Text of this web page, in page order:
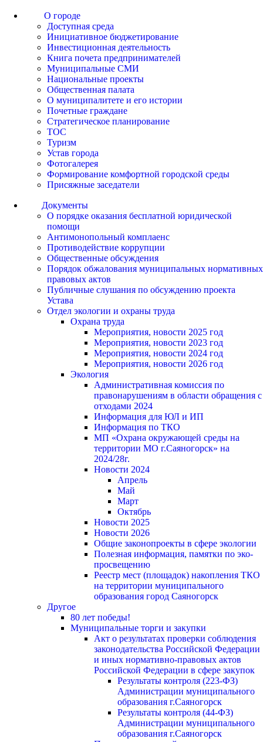
О городе
Доступная среда
Инициативное бюджетирование
Инвестиционная деятельность
Книга почета предпринимателей
Муниципальные СМИ
Национальные проекты
Общественная палата
О муниципалитете и его истории
Почетные граждане
Стратегическое планирование
ТОС
Туризм
Устав города
Фотогалерея
Формирование комфортной городской среды
Присяжные заседатели
Документы
О порядке оказания бесплатной юридической
помощи
Антимонопольный комплаенс
Противодействие коррупции
Общественные обсуждения
Порядок обжалования муниципальных нормативных
правовых актов
Публичные слушания по обсуждению проекта
Устава
Отдел экологии и охраны труда
Охрана труда
Мероприятия, новости 2025 год
Мероприятия, новости 2023 год
Мероприятия, новости 2024 год
Мероприятия, новости 2026 год
Экология
Административная комиссия по
правонарушениям в области обращения с
отходами 2024
Информация для ЮЛ и ИП
Информация по ТКО
МП «Охрана окружающей среды на
территории МО г.Саяногорск» на
2024/28г.
Новости 2024
Апрель
Май
Март
Октябрь
Новости 2025
Новости 2026
Общие законопроекты в сфере экологии
Полезная информация, памятки по эко-
просвещению
Реестр мест (площадок) накопления ТКО
на территории муниципального
образования город Саяногорск
Другое
80 лет победы!
Муниципальные торги и закупки
Акт о результатах проверки соблюдения
законодательства Российской Федерации
и иных нормативно-правовых актов
Российской Федерации в сфере закупок
Результаты контроля (223-ФЗ)
Администрации муниципального
образования г.Саяногорск
Результаты контроля (44-ФЗ)
Администрации муниципального
образования г.Саяногорск